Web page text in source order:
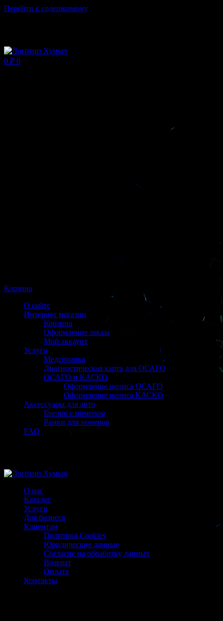
Перейти к содержимому
0 ₽ 0
Корзина
О сайте
Интернет магазин
Корзина
Оформление заказа
Мой аккаунт
Услуги
Медсправка
Диагностическая карта для ОСАГО
ОСАГО и КАСКО
Оформление полиса ОСАГО
Оформление полиса КАСКО
Аксессуары для авто
Брелок с номером
Рамки для номеров
FAQ
О нас
Каталог
Услуги
Для бизнеса
Клиентам
Политика Cookies
Юридические данные
Согласие на обработку данных
Возврат
Оплата
Контакты